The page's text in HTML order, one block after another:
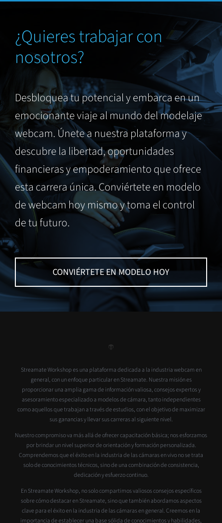
¿Quieres trabajar con
nosotros?
Desbloquea tu potencial y embarca en un
emocionante viaje al mundo del modelaje
webcam. Únete a nuestra plataforma y
descubre la libertad, oportunidades
financieras y empoderamiento que ofrece
esta carrera única. Conviértete en modelo
de webcam hoy mismo y toma el control
de tu futuro.
CONVIÉRTETE EN MODELO HOY
Streamate Workshop es una plataforma dedicada a la industria webcam en
general, con un enfoque particular en Streamate. Nuestra misión es
proporcionar una amplia gama de información valiosa, consejos expertos y
asesoramiento especializado a modelos de cámara, tanto independientes
como aquellos que trabajan a través de estudios, con el objetivo de maximizar
sus ganancias y llevar sus carreras al siguiente nivel.
Nuestro compromiso va más allá de ofrecer capacitación básica; nos esforzamos
por brindar un nivel superior de orientación y formación personalizada.
Comprendemos que el éxito en la industria de las cámaras en vivo no se trata
solo de conocimientos técnicos, sino de una combinación de consistencia,
dedicación y esfuerzo continuo.
En Streamate Workshop, no solo compartimos valiosos consejos específicos
sobre cómo destacar en Streamate, sino que también abordamos aspectos
clave para el éxito en la industria de las cámaras en general. Creemos en la
importancia de establecer una base sólida de conocimientos y habilidades,